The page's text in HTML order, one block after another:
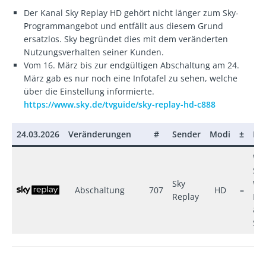
Der Kanal Sky Replay HD gehört nicht länger zum Sky-
Programmangebot und entfällt aus diesem Grund
ersatzlos. Sky begründet dies mit dem veränderten
Nutzungsverhalten seiner Kunden.
Vom 16. März bis zur endgültigen Abschaltung am 24.
März gab es nur noch eine Infotafel zu sehen, welche
über die Einstellung informierte.
https://www.sky.de/tvguide/sky-replay-hd-c888
24.03.2026 Veränderungen # Sender Modi ±
Abschaltung 707
Sky
Replay
HD –
&